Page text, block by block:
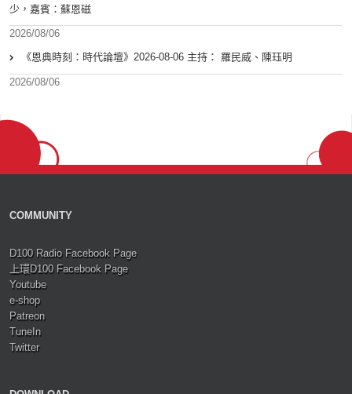
少，嘉賓：蘇恩磁
2026/08/06
《恩典時刻：時代論壇》2026-08-06 主持： 羅民威、陳珏明
2026/08/06
COMMUNITY
D100 Radio Facebook Page
上環D100 Facebook Page
Youtube
e-shop
Patreon
TuneIn
Twitter